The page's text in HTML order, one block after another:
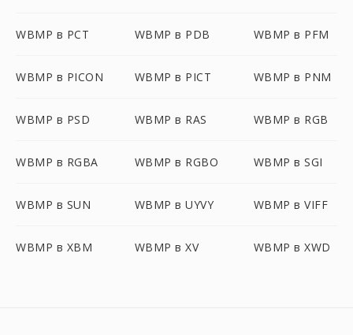
WBMP в PCT WBMP в PDB WBMP в PFM
WBMP в PICON WBMP в PICT WBMP в PNM
WBMP в PSD WBMP в RAS WBMP в RGB
WBMP в RGBA WBMP в RGBO WBMP в SGI
WBMP в SUN WBMP в UYVY WBMP в VIFF
WBMP в XBM WBMP в XV WBMP в XWD